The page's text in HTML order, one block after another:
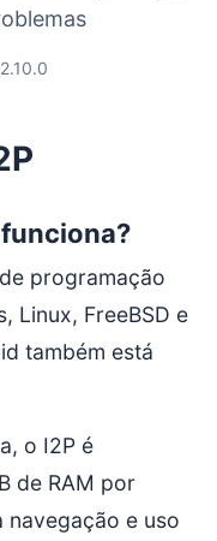
a partir de
máquinas?
ou outros
minutos e tem
(outproxy) para a
o tráfego de
nós I2P no
funciona?
programação
Linux, FreeBSD e
também está
o I2P é
de RAM por
navegação e uso